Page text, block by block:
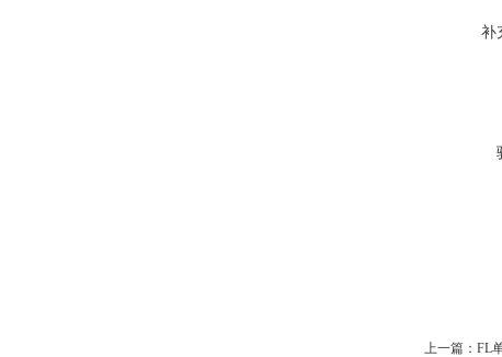
补
上一篇： FL